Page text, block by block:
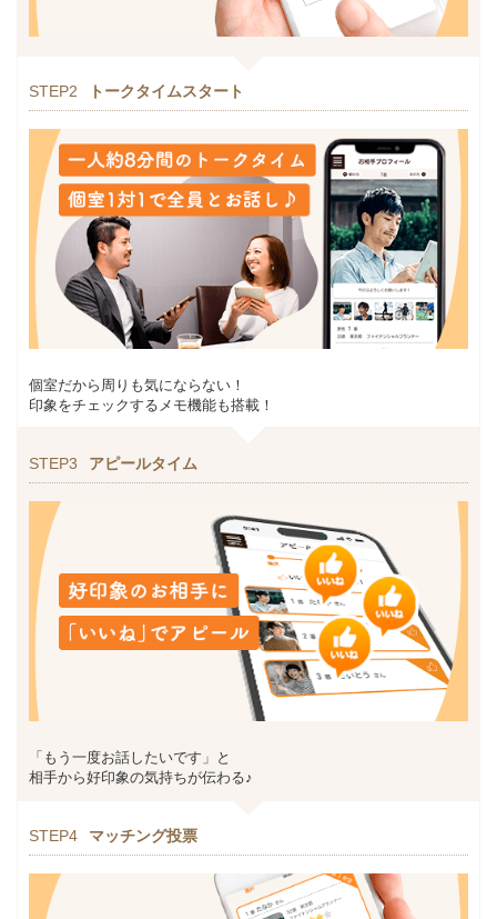
STEP2 トークタイムスタート
個室だから周りも気にならない！
印象をチェックするメモ機能も搭載！
STEP3 アピールタイム
「もう一度お話したいです」と
相手から好印象の気持ちが伝わる♪
STEP4 マッチング投票